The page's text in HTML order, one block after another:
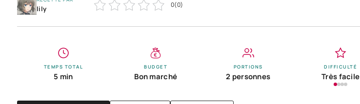
lily 0(0)
TEMPS TOTAL
5 min
BUDGET
Bon marché
PORTIONS
2 personnes
DIFFICULTÉ
Très facile